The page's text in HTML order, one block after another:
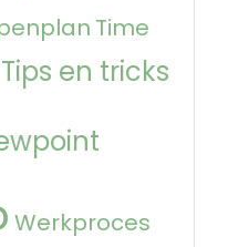
Time
Tips en tricks
Werkproces